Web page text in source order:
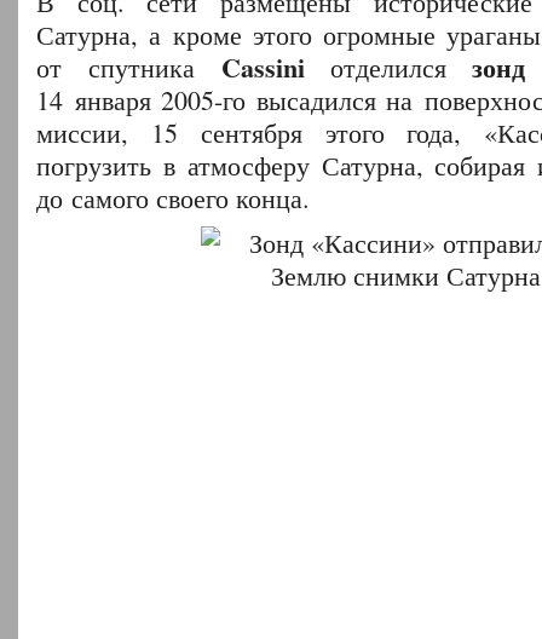
Сатурна, а кроме этого огромные
от спутника Cassiniотделилсязонд
14 января 2005-го высадился на
миссии, 15 сентября этого года,
погрузить в атмосферу Сатурна,
до самого своего конца.